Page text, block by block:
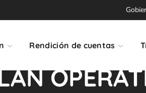
Rendición de cuentas